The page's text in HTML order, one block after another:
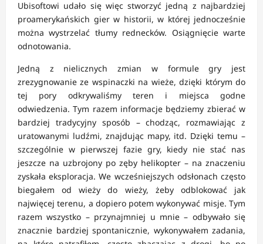
Ubisoftowi udało się więc stworzyć jedną z najbardziej
proamerykańskich gier w historii, w której jednocześnie
można wystrzelać tłumy rednecków. Osiągnięcie warte
odnotowania.
Jedną z nielicznych zmian w formule gry jest
zrezygnowanie ze wspinaczki na wieże, dzięki którym do
tej pory odkrywaliśmy teren i miejsca godne
odwiedzenia. Tym razem informacje będziemy zbierać w
bardziej tradycyjny sposób – chodząc, rozmawiając z
uratowanymi ludźmi, znajdując mapy, itd. Dzięki temu –
szczególnie w pierwszej fazie gry, kiedy nie stać nas
jeszcze na uzbrojony po zęby helikopter – na znaczeniu
zyskała eksploracja. We wcześniejszych odsłonach często
biegałem od wieży do wieży, żeby odblokować jak
najwięcej terenu, a dopiero potem wykonywać misje. Tym
razem wszystko – przynajmniej u mnie – odbywało się
znacznie bardziej spontanicznie, wykonywałem zadania,